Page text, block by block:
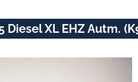
Diesel XL EHZ Autm.